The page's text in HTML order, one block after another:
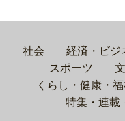
社会 経済・ビジ
スポーツ
くらし・健康・
特集・連載